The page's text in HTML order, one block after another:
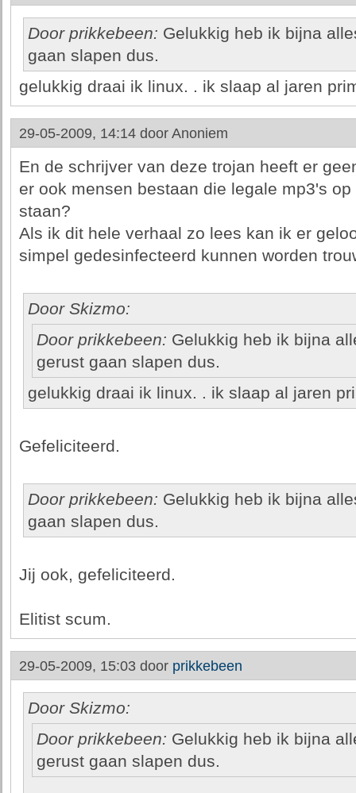
Door prikkebeen: Gelukkig heb ik bijna
gaan slapen dus.
gelukkig draai ik linux. . ik slaap al jaren
29-05-2009, 14:14 door Anoniem
En de schrijver van deze trojan heeft er
er ook mensen bestaan die legale mp3's
staan?
Als ik dit hele verhaal zo lees kan ik er
simpel gedesinfecteerd kunnen worden
Door Skizmo:
Door prikkebeen: Gelukkig heb ik bijna
gerust gaan slapen dus.
gelukkig draai ik linux. . ik slaap al jaren
Gefeliciteerd.
Door prikkebeen: Gelukkig heb ik bijna
gaan slapen dus.
Jij ook, gefeliciteerd.
Elitist scum.
29-05-2009, 15:03 door prikkebeen
Door Skizmo:
Door prikkebeen: Gelukkig heb ik bijna
gerust gaan slapen dus.